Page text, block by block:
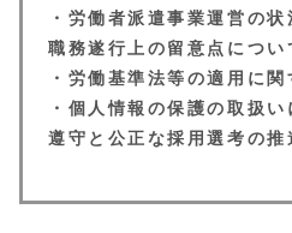
・労働者派遣事業運営の
職務遂行上の留意点につい
・労働基準法等の適用に
・個人情報の保護の取扱
遵守と公正な採用選考の推